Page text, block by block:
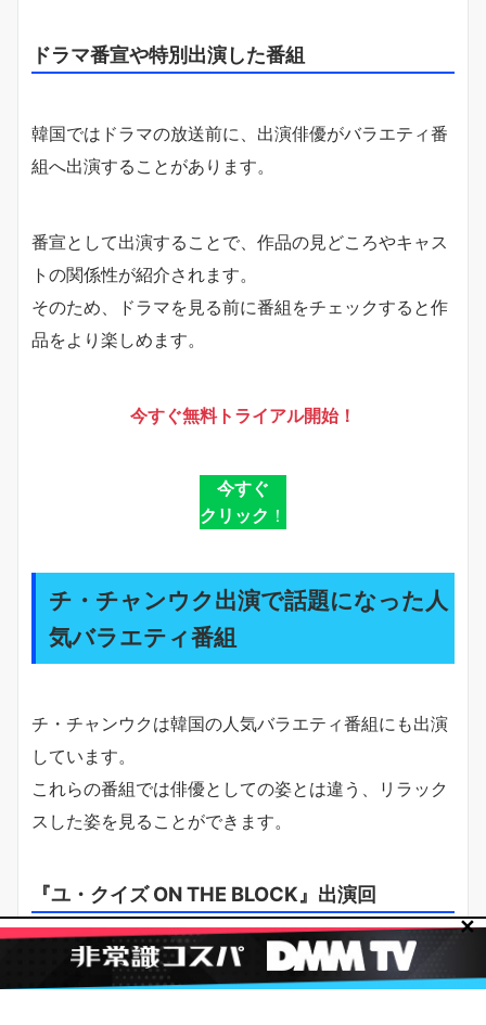
ドラマ番宣や特別出演した番組
韓国ではドラマの放送前に、出演俳優がバラエティ番
組へ出演することがあります。
番宣として出演することで、作品の見どころやキャス
トの関係性が紹介されます。
そのため、ドラマを見る前に番組をチェックすると作
品をより楽しめます。
今すぐ無料トライアル開始！
今すぐ
クリック ！
チ・チャンウク出演で話題になった人
気バラエティ番組
チ・チャンウクは韓国の人気バラエティ番組にも出演
しています。
これらの番組では俳優としての姿とは違う、リラック
スした姿を見ることができます。
『ユ・クイズ ON THE BLOCK』出演回
『ユ・クイズ ON THE BLOCK』は韓国で人気のトー
✕